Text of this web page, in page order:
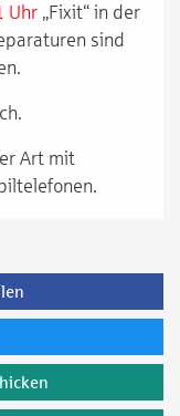
Uhr „Fixit“ in der
sind
Art mit